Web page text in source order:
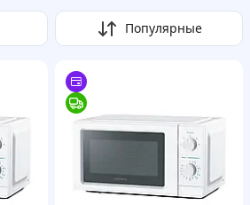
Популярные